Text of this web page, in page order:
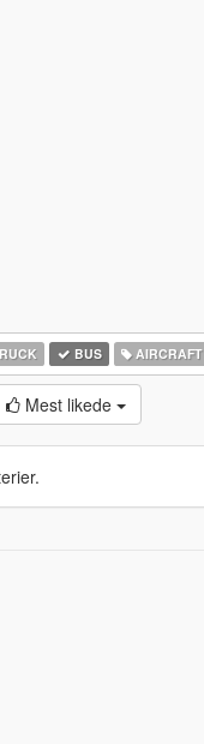
BUS AIRCRAFT
Mest likede